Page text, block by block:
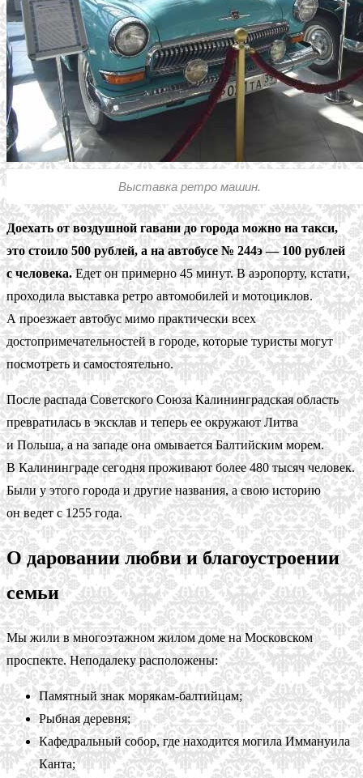
Выставка ретро машин.
Доехать от воздушной гавани до города можно на такси,
это стоило 500 рублей, а на автобусе № 244э — 100 рублей
с человека.Едет он примерно 45 минут. В аэропорту, кстати,
проходила выставка ретро автомобилей и мотоциклов.
А проезжает автобус мимо практически всех
достопримечательностей в городе, которые туристы могут
посмотреть и самостоятельно.
После распада Советского Союза Калининградская область
превратилась в эксклав и теперь ее окружают Литва
и Польша, а на западе она омывается Балтийским морем.
В Калининграде сегодня проживают более 480 тысяч человек.
Были у этого города и другие названия, а свою историю
он ведет с 1255 года.
О даровании любви и благоустроении
семьи
Мы жили в многоэтажном жилом доме на Московском
проспекте. Неподалеку расположены:
Памятный знак морякам-балтийцам;
Рыбная деревня;
Кафедральный собор, где находится могила Иммануила
Канта;